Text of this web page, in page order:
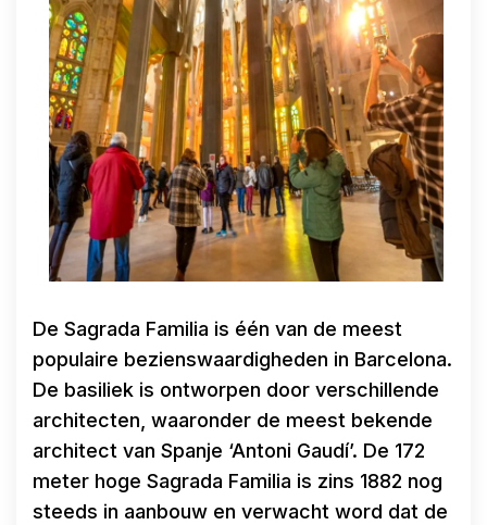
De Sagrada Familia is één van de meest
populaire bezienswaardigheden in Barcelona.
De basiliek is ontworpen door verschillende
architecten, waaronder de meest bekende
architect van Spanje ‘Antoni Gaudí’. De 172
meter hoge Sagrada Familia is zins 1882 nog
steeds in aanbouw en verwacht word dat de